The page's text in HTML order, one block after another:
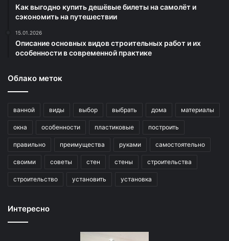
Как выгодно купить дешёвые билеты на самолёт и
сэкономить на путешествии
15.01.2026
Описание основных видов строительных работ и их
особенности в современной практике
Облако меток
ванной виды выбор выбрать дома материалы
окна особенности пластиковые построить
правильно преимущества руками самостоятельно
своими советы стен стены строительства
строительство установить установка
Интересно